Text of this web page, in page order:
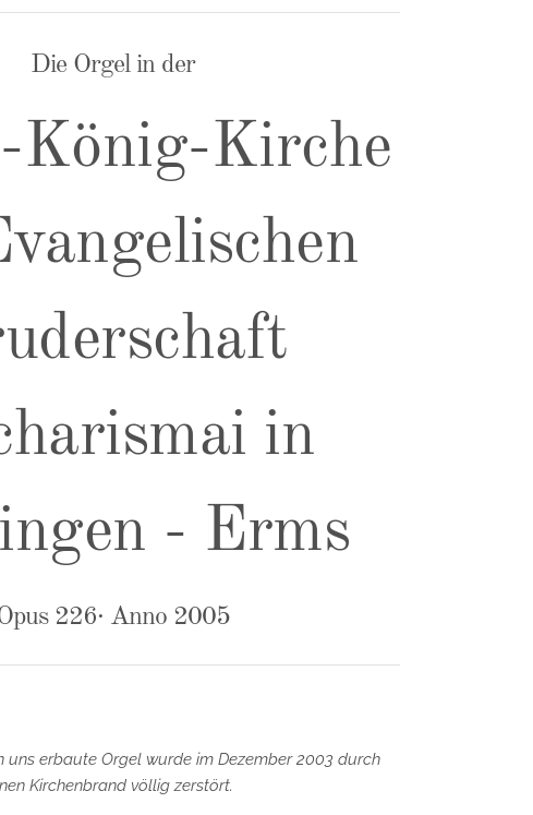
Die Orgel in der
König-Kirche
in
- Erms
226· Anno 2005
uns erbaute Orgel wurde im Dezember 2003 durch
Kirchenbrand völlig zerstört.